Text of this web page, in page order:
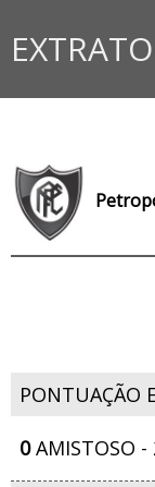
PONTUAÇÃO
0AMISTOSO -